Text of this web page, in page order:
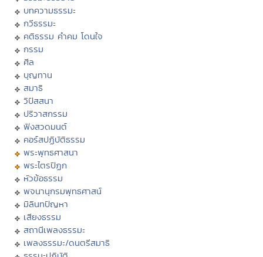
บทความธรรมะ
กวีธรรมะ
คติธรรม คำคม โดนใจ
กรรม
ศีล
บุญทาน
สมาธิ
วิปัสสนา
ปริวาสกรรม
ฟังสวดมนต์
คอร์สปฏิบัติธรรม
พระพุทธศาสนา
พระไตรปิฏก
หัวข้อธรรม
พจนานุกรมพุทธศาสน์
มิลินทปัญหา
เสียงธรรม
สถานีเพลงธรรมะ
เพลงธรรมะ/ดนตรีสมาธิ